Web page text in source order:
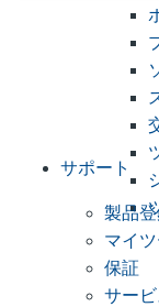
サポート
製品
マイ
保証
サー